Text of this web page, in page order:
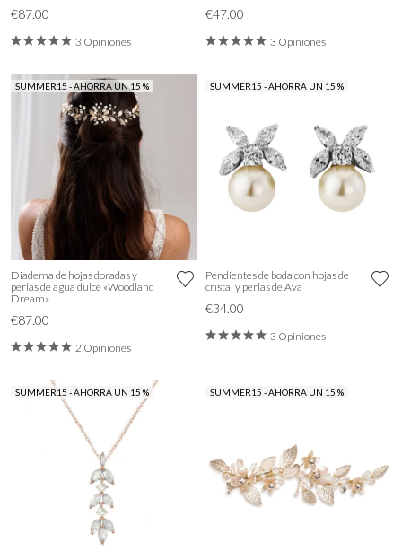
€87.00
3 Opiniones
€47.00
3 Opiniones
SUMMER15 - AHORRA UN 15 %
Diadema de hojas doradas y
perlas de agua dulce «Woodland
Dream»
€87.00
2 Opiniones
SUMMER15 - AHORRA UN 15 %
Pendientes de boda con hojas de
cristal y perlas de Ava
€34.00
3 Opiniones
SUMMER15 - AHORRA UN 15 % SUMMER15 - AHORRA UN 15 %